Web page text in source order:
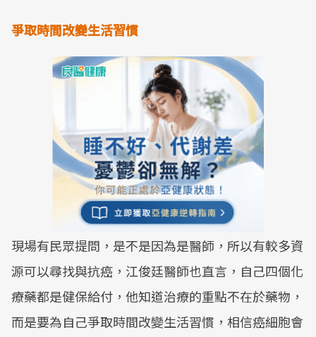
爭取時間改變生活習慣
現場有民眾提問，是不是因為是醫師，所以有較多資
源可以尋找與抗癌，江俊廷醫師也直言，自己四個化
療藥都是健保給付，他知道治療的重點不在於藥物，
而是要為自己爭取時間改變生活習慣，相信癌細胞會